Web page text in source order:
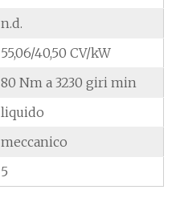
n.d.
55,06/40,50 CV/kW
80 Nm a 3230 giri min
liquido
meccanico
5